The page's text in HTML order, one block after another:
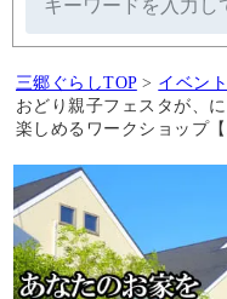
三郷ぐらしTOP > イベント
おどり親子フェスタが、
楽しめるワークショップ【